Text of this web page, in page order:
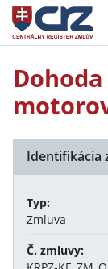
Identifikácia
Typ:
Zmluva
Č. zmluvy: